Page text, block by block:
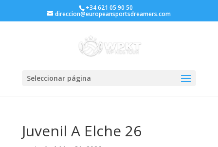
+34 621 05 90 50
direccion@europeansportsdreamers.com
Seleccionar página
Juvenil A Elche 26